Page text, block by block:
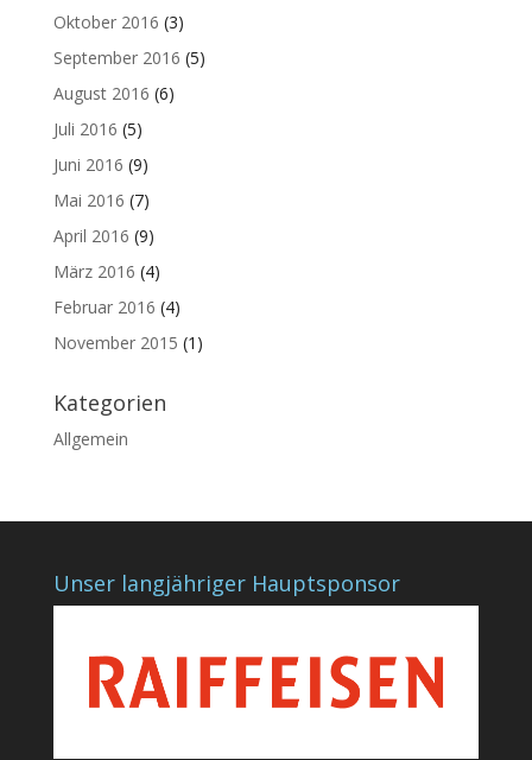
Oktober 2016 (3)
September 2016 (5)
August 2016 (6)
Juli 2016 (5)
Juni 2016 (9)
Mai 2016 (7)
April 2016 (9)
März 2016 (4)
Februar 2016 (4)
November 2015 (1)
Kategorien
Allgemein
Unser langjähriger Hauptsponsor